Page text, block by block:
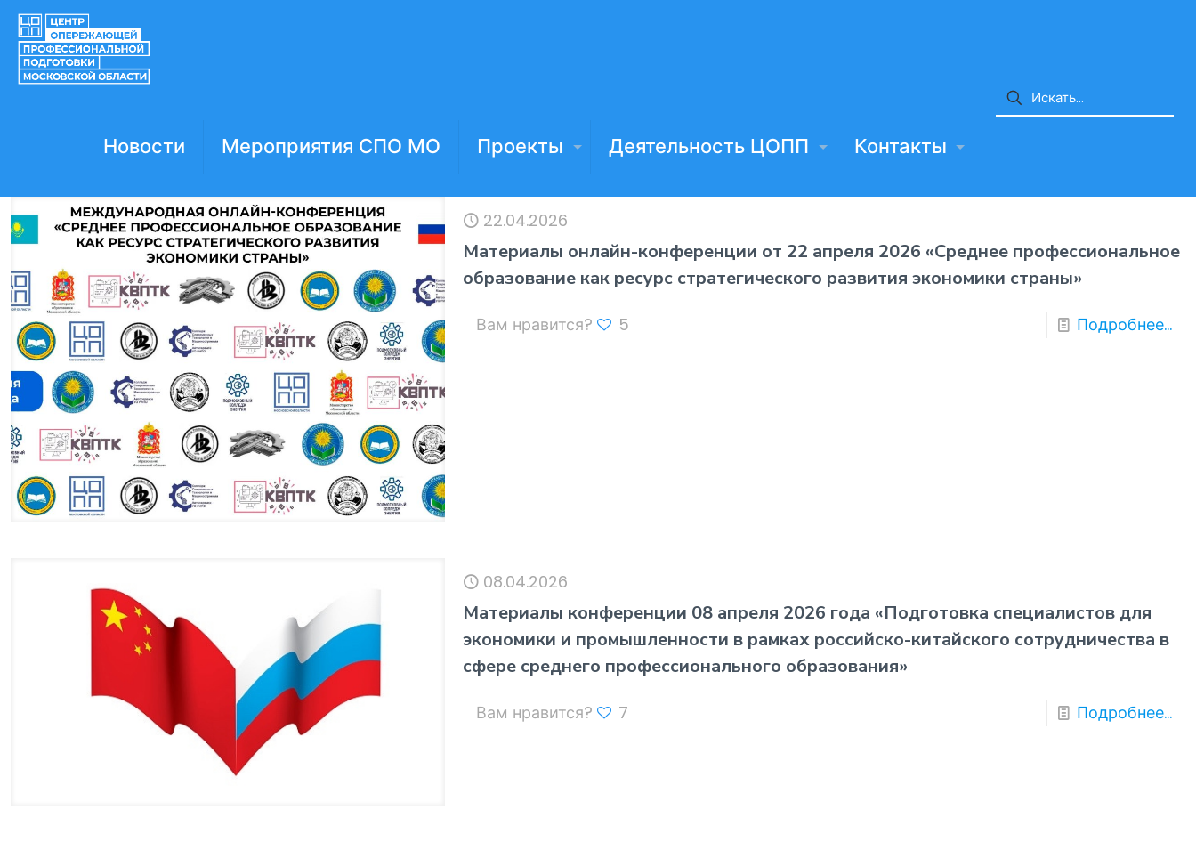
Новости Мероприятия СПО МО Проекты Деятельность ЦОПП Контакты
22.04.2026
Материалы онлайн-конференции от 22 апреля 2026 «Среднее профессиональное
образование как ресурс стратегического развития экономики страны»
Вам нравится? 5 Подробнее...
08.04.2026
Материалы конференции 08 апреля 2026 года «Подготовка специалистов для
экономики и промышленности в рамках российско-китайского сотрудничества в
сфере среднего профессионального образования»
Вам нравится? 7 Подробнее...